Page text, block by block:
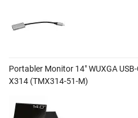
Portabler Monitor 14" WUXGA
X314 (TMX314-51-M)